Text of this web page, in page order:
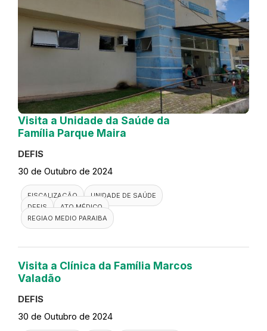
Visita a Unidade da Saúde da
Família Parque Maira
DEFIS
30 de Outubro de 2024
FISCALIZAÇÃO
UNIDADE DE SAÚDE
DEFIS
ATO MÉDICO
REGIAO MEDIO PARAIBA
Visita a Clínica da Família Marcos
Valadão
DEFIS
30 de Outubro de 2024